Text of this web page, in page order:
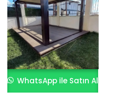
WhatsApp ile Satın Al